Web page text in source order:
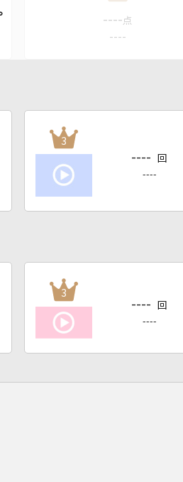
---- 点
----
3
---- 回
----
3
---- 回
----